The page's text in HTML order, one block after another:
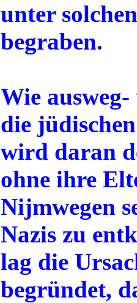
unter
begraben.
Wie
die
wird daran
ohne ihre
Nijmwegen
Nazis zu
lag die
begründet,